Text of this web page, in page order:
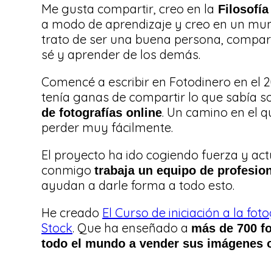
Me gusta compartir, creo en la
a modo de aprendizaje y creo en un
trato de ser una buena persona,
sé y aprender de los demás.
Comencé a escribir en Fotodinero en el
tenía ganas de compartir lo que sabía
de fotografías online. Un camino en el
perder muy fácilmente.
El proyecto ha ido cogiendo fuerza y
conmigo trabaja un equipo de
ayudan a darle forma a todo esto.
He creado El Curso de iniciación a la
Stock. Que ha enseñado a más de 700
todo el mundo a vender sus imágenes